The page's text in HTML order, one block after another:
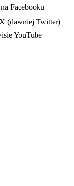
Facebooku
(dawniej Twitter)
YouTube